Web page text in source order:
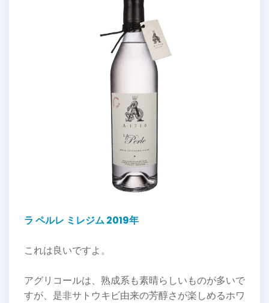
ラ ペルレ ミレジム 2019年
これは良いですよ。
アグリコールは、熟成系も素晴らしいものが多いで
すが、是非サトウキビ由来の芳醇さが楽しめるホワ